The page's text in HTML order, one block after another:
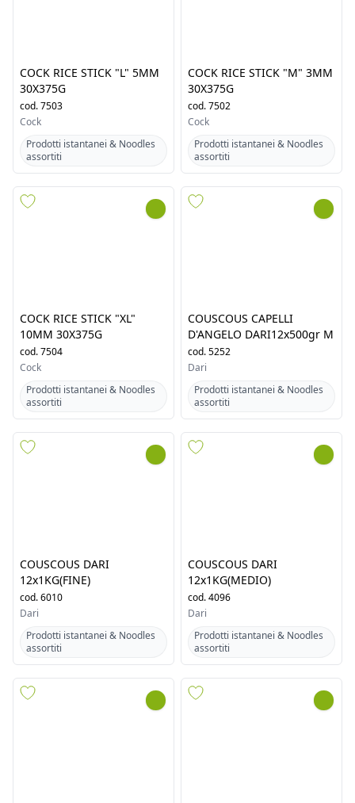
COCK RICE STICK "L" 5MM
30X375G
cod.7503
Cock
Prodotti istantanei & Noodles
assortiti
COCK RICE STICK "M" 3MM
30X375G
cod.7502
Cock
Prodotti istantanei & Noodles
assortiti
COCK RICE STICK "XL"
10MM 30X375G
cod.7504
Cock
Prodotti istantanei & Noodles
assortiti
COUSCOUS CAPELLI
D'ANGELO DARI12x500gr M
cod.5252
Dari
Prodotti istantanei & Noodles
assortiti
COUSCOUS DARI
12x1KG(FINE)
cod.6010
Dari
Prodotti istantanei & Noodles
assortiti
COUSCOUS DARI
12x1KG(MEDIO)
cod.4096
Dari
Prodotti istantanei & Noodles
assortiti